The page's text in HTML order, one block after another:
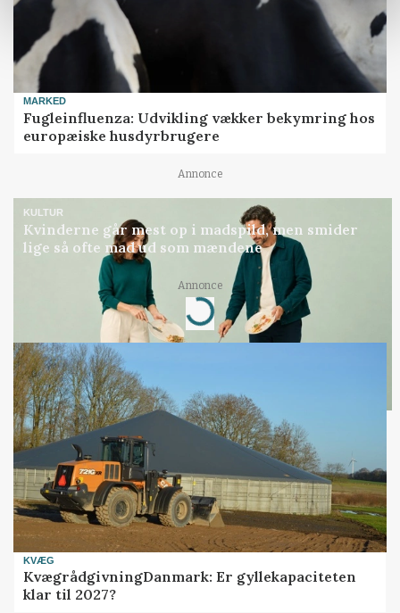
MARKED
Fugleinfluenza: Udvikling vækker bekymring hos
europæiske husdyrbrugere
Annonce
KULTUR
Kvinderne går mest op i madspild, men smider
lige så ofte mad ud som mændene
Annonce
Loading...
KVÆG
KvægrådgivningDanmark: Er gyllekapaciteten
klar til 2027?